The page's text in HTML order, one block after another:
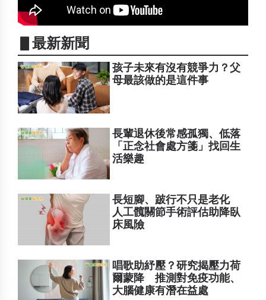
▋最新新聞
孩子未來有沒有競爭力？父
母最該做的是這件事
長輩退休後常感孤獨、低落
「正念社會處方箋」找回生
活樂趣
長短腳、跛行不只是老化
人工髖關節手術評估助降臥
床風險
唱歌助紓壓？研究揭壓力荷
爾蒙降 推測對免疫功能、
大腦健康有潛在益處